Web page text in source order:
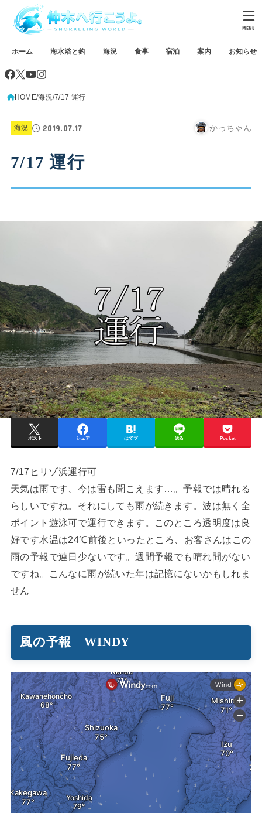
ホーム 海水浴と釣 海況 食事 宿泊 案内 お知らせ
MENU
HOME 海況 7/17 運行
海況 2019.07.17 かっちゃん
7/17 運行
ポスト シェア はてブ 送る Pocket
7/17ヒリゾ浜運行可
天気は雨です、今は雷も聞こえます…。予報では晴れる
らしいですね。それにしても雨が続きます。波は無く全
ポイント遊泳可で運行できます。このところ透明度は良
好です水温は24℃前後といったところ、お客さんはこの
雨の予報で連日少ないです。週間予報でも晴れ間がない
ですね。こんなに雨が続いた年は記憶にないかもしれま
せん
風の予報 WINDY